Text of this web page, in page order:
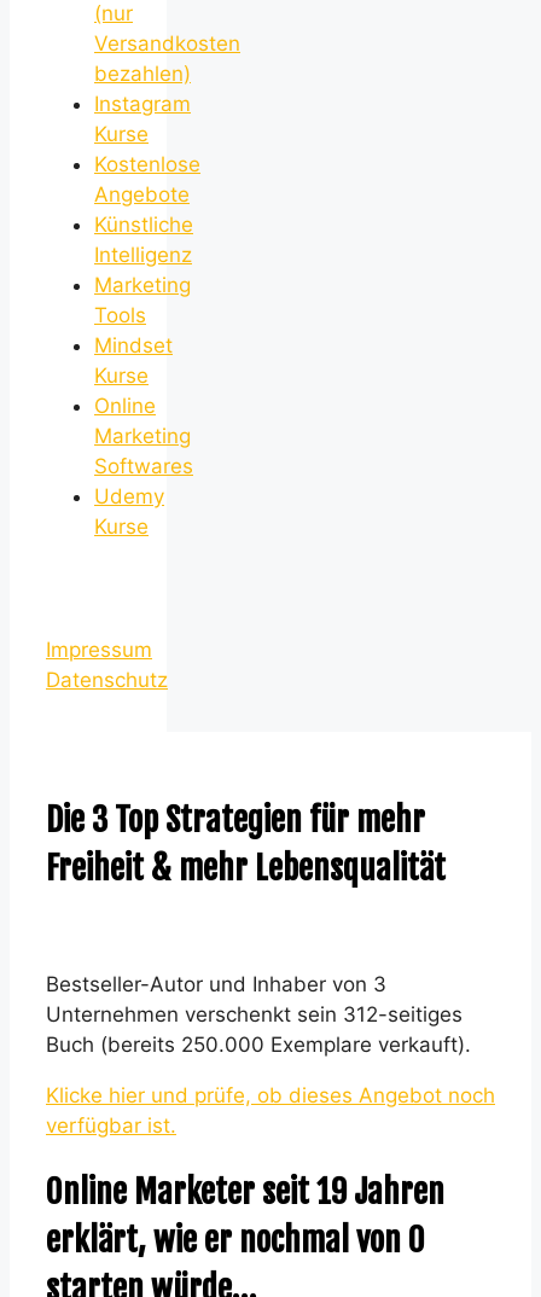
(nur
Versandkosten
bezahlen)
Instagram
Kurse
Kostenlose
Angebote
Künstliche
Intelligenz
Marketing
Tools
Mindset
Kurse
Online
Marketing
Softwares
Udemy
Kurse
Impressum
Datenschutz
Die 3 Top Strategien für mehr
Freiheit & mehr Lebensqualität
Bestseller-Autor und Inhaber von 3
Unternehmen verschenkt sein 312-seitiges
Buch (bereits 250.000 Exemplare verkauft).
Klicke hier und prüfe, ob dieses Angebot noch
verfügbar ist.
Online Marketer seit 19 Jahren
erklärt, wie er nochmal von 0